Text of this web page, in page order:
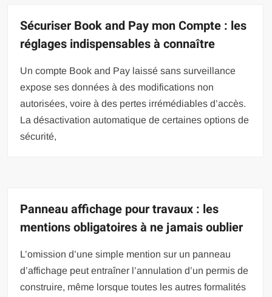
Sécuriser Book and Pay mon Compte : les
réglages indispensables à connaître
Un compte Book and Pay laissé sans surveillance
expose ses données à des modifications non
autorisées, voire à des pertes irrémédiables d’accès.
La désactivation automatique de certaines options de
sécurité,
Panneau affichage pour travaux : les
mentions obligatoires à ne jamais oublier
L’omission d’une simple mention sur un panneau
d’affichage peut entraîner l’annulation d’un permis de
construire, même lorsque toutes les autres formalités